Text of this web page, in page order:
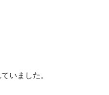
いました。